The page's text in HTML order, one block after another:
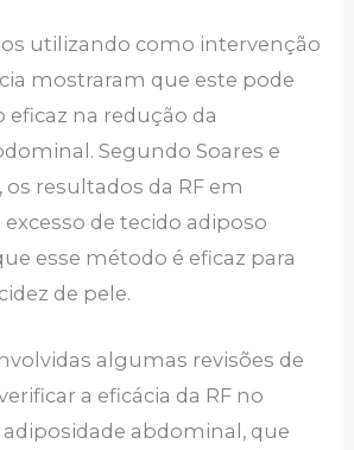
utilizando como intervenção
mostraram que este pode
na redução da
Segundo Soares e
os resultados da RF em
de tecido adiposo
esse método é eficaz para
de pele.
algumas revisões de
a eficácia da RF no
abdominal, que